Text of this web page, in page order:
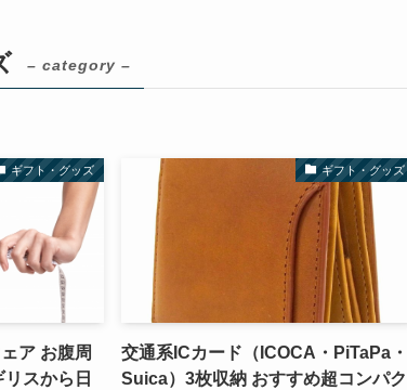
– category –
ギフト・グッズ
ア お腹周
スから日
ギフト・グッズ
交通系ICカード（ICOCA・PiTaPa・
Suica）3枚収納 おすすめ超コンパク